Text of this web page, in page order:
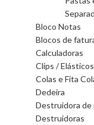
Bloco Notas
Blocos de
Calculadoras
Clips /
Colas e Fita
Dedeira
Destruidora de
Destruidoras